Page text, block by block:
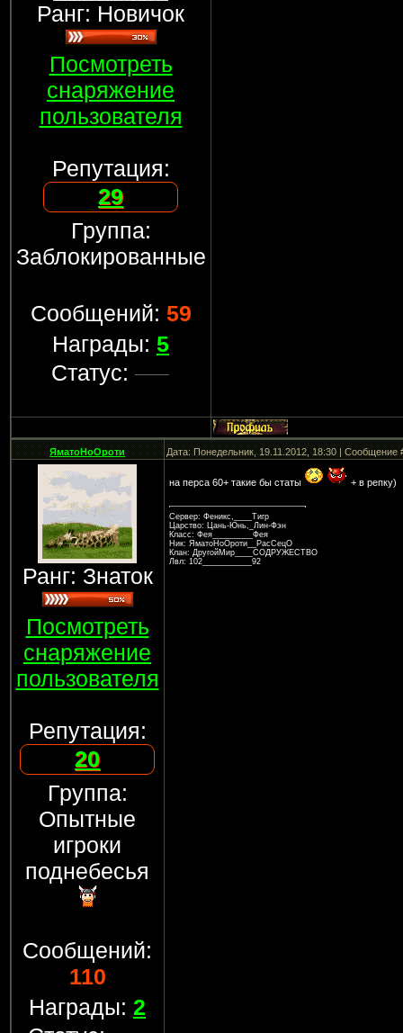
Ранг: Новичок
Посмотреть
снаряжение
пользователя
Репутация:
29
Группа:
Заблокированные
Сообщений: 59
Награды: 5
Статус:
ЯматоНоОроти Дата: Понедельник, 19.11.2012, 18:30 | Сообщение
Ранг: Знаток
Посмотреть
снаряжение
пользователя
Репутация:
20
Группа:
Опытные
игроки
поднебесья
Сообщений:
110
Награды: 2
на перса 60+ такие бы статы + в репку)
Сервер: Феникс,____Тигр
Царство: Цань-Юнь,_Лин-Фэн
Класс: Фея_________Фея
Ник: ЯматоНоОроти__РасСецО
Клан: ДругойМир____СОДРУЖЕСТВО
Лвл: 102___________92